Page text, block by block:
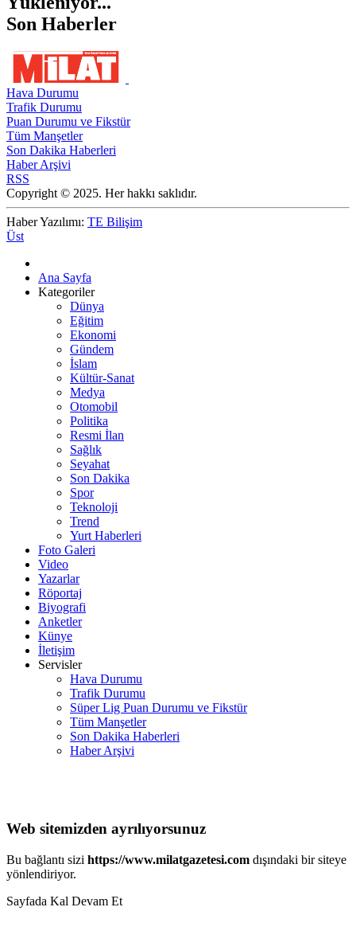
Son Haberler
Hava Durumu
Trafik Durumu
Puan Durumu ve Fikstür
Tüm Manşetler
Son Dakika Haberleri
Haber Arşivi
RSS
Copyright © 2025. Her hakkı saklıdır.
Haber Yazılımı: TE Bilişim
Üst
Ana Sayfa
Kategoriler
Dünya
Eğitim
Ekonomi
Gündem
İslam
Kültür-Sanat
Medya
Otomobil
Politika
Resmi İlan
Sağlık
Seyahat
Son Dakika
Spor
Teknoloji
Trend
Yurt Haberleri
Foto Galeri
Video
Yazarlar
Röportaj
Biyografi
Anketler
Künye
İletişim
Servisler
Hava Durumu
Trafik Durumu
Süper Lig Puan Durumu ve Fikstür
Tüm Manşetler
Son Dakika Haberleri
Haber Arşivi
Web sitemizden ayrılıyorsunuz
Bu bağlantı sizi https://www.milatgazetesi.com dışındaki bir siteye
yönlendiriyor.
Sayfada Kal Devam Et